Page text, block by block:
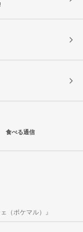
食べる通信
（ポケマル）』